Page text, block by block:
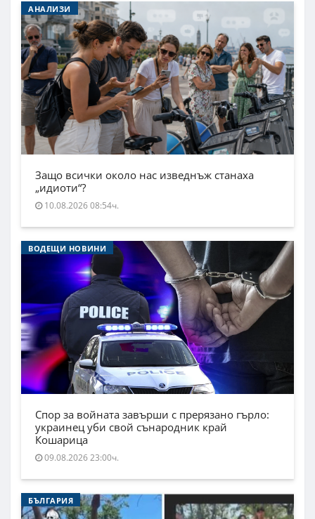
АНАЛИЗИ
Защо всички около нас изведнъж станаха
„идиоти“?
10.08.2026 08:54ч.
ВОДЕЩИ НОВИНИ
Спор за войната завърши с прерязано гърло:
украинец уби свой сънародник край
Кошарица
09.08.2026 23:00ч.
БЪЛГАРИЯ